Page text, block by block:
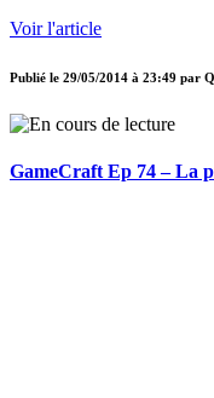
Voir l'article
Publié le 29/05/2014 à 23:49 par
GameCraft Ep 74 – La